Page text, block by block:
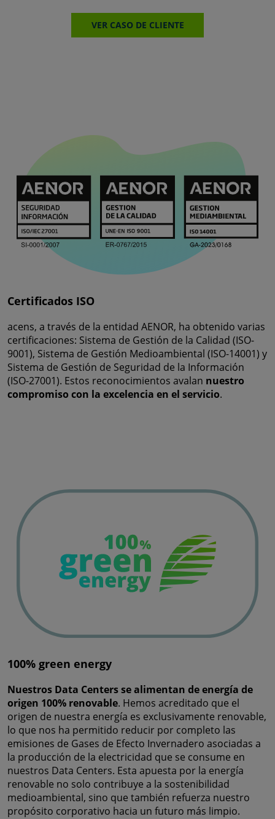
VER CASO DE CLIENTE
Certificados ISO
acens, a través de la entidad AENOR, ha obtenido varias
certificaciones: Sistema de Gestión de la Calidad (ISO-
9001), Sistema de Gestión Medioambiental (ISO-14001) y
Sistema de Gestión de Seguridad de la Información
(ISO-27001). Estos reconocimientos avalan nuestro
compromiso con la excelencia en el servicio.
100% green energy
Nuestros Data Centers se alimentan de energía de
origen 100% renovable. Hemos acreditado que el
origen de nuestra energía es exclusivamente renovable,
lo que nos ha permitido reducir por completo las
emisiones de Gases de Efecto Invernadero asociadas a
la producción de la electricidad que se consume en
nuestros Data Centers. Esta apuesta por la energía
renovable no solo contribuye a la sostenibilidad
medioambiental, sino que también refuerza nuestro
propósito corporativo hacia un futuro más limpio.